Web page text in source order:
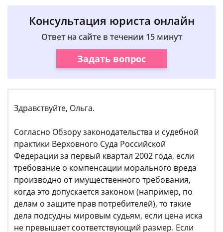
Консультация юриста онлайн
Ответ на сайте в течении 15 минут
Задать вопрос
Здравствуйте, Ольга.
Согласно Обзору законодательства и судебной
практики Верховного Суда Российской
Федерации за первый квартал 2002 года, если
требование о компенсации морального вреда
производно от имущественного требования,
когда это допускается законом (например, по
делам о защите прав потребителей), то такие
дела подсудны мировым судьям, если цена иска
не превышает соответствующий размер. Если